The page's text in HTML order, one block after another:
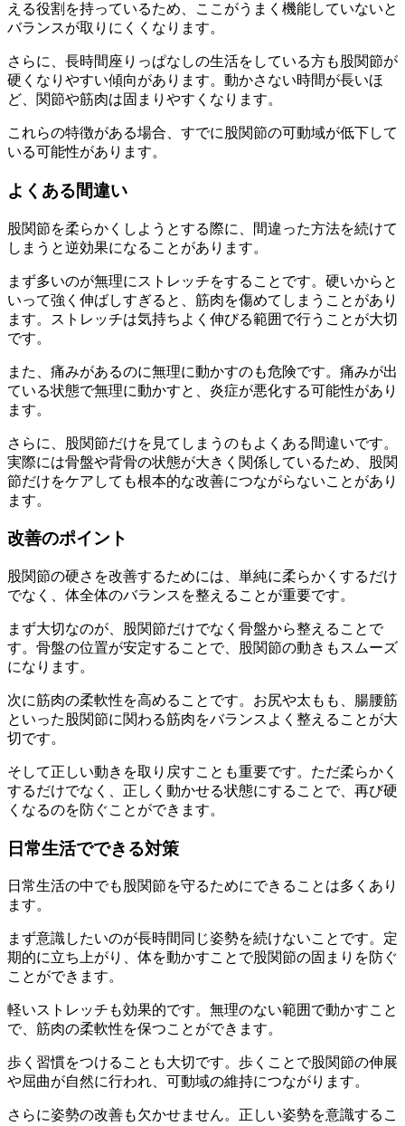
える役割を持っているため、ここがうまく機能していないと
バランスが取りにくくなります。
さらに、長時間座りっぱなしの生活をしている方も股関節が
硬くなりやすい傾向があります。動かさない時間が長いほ
ど、関節や筋肉は固まりやすくなります。
これらの特徴がある場合、すでに股関節の可動域が低下して
いる可能性があります。
よくある間違い
股関節を柔らかくしようとする際に、間違った方法を続けて
しまうと逆効果になることがあります。
まず多いのが無理にストレッチをすることです。硬いからと
いって強く伸ばしすぎると、筋肉を傷めてしまうことがあり
ます。ストレッチは気持ちよく伸びる範囲で行うことが大切
です。
また、痛みがあるのに無理に動かすのも危険です。痛みが出
ている状態で無理に動かすと、炎症が悪化する可能性があり
ます。
さらに、股関節だけを見てしまうのもよくある間違いです。
実際には骨盤や背骨の状態が大きく関係しているため、股関
節だけをケアしても根本的な改善につながらないことがあり
ます。
改善のポイント
股関節の硬さを改善するためには、単純に柔らかくするだけ
でなく、体全体のバランスを整えることが重要です。
まず大切なのが、股関節だけでなく骨盤から整えることで
す。骨盤の位置が安定することで、股関節の動きもスムーズ
になります。
次に筋肉の柔軟性を高めることです。お尻や太もも、腸腰筋
といった股関節に関わる筋肉をバランスよく整えることが大
切です。
そして正しい動きを取り戻すことも重要です。ただ柔らかく
するだけでなく、正しく動かせる状態にすることで、再び硬
くなるのを防ぐことができます。
日常生活でできる対策
日常生活の中でも股関節を守るためにできることは多くあり
ます。
まず意識したいのが長時間同じ姿勢を続けないことです。定
期的に立ち上がり、体を動かすことで股関節の固まりを防ぐ
ことができます。
軽いストレッチも効果的です。無理のない範囲で動かすこと
で、筋肉の柔軟性を保つことができます。
歩く習慣をつけることも大切です。歩くことで股関節の伸展
や屈曲が自然に行われ、可動域の維持につながります。
さらに姿勢の改善も欠かせません。正しい姿勢を意識するこ